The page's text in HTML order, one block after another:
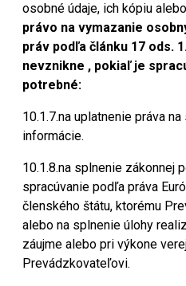
osobné údaje, ich kópiu
právo na vymazanie
práv podľa článku 17 ods.
nevznikne , pokiaľ je
potrebné:
10.1.7.na uplatnenie práva
informácie.
10.1.8.na splnenie zákonnej
spracúvanie podľa práva
členského štátu, ktorému
alebo na splnenie úlohy
záujme alebo pri výkone
Prevádzkovateľovi.